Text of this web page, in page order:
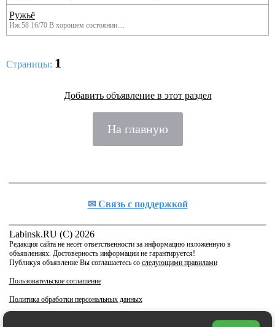
Ружьё
Иж 58 16/70 В хорошем состоянии....
Страницы: 1
Добавить объявление в этот раздел
На главную
✉ Cвязь с поддержкой
Labinsk.RU (C) 2026
Редакция сайта не несёт ответственности за информацию изложенную в
объявлениях. Достоверность информации не гарантируется!
Публикуя объявление Вы соглашаетесь со следующими правилами
Пользовательское соглашение
Политика обработки персональных данных